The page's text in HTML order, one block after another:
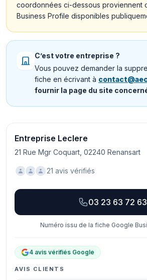
coordonnées ci-dessous proviennent
Business Profile disponibles
C’est votre entreprise ?
Vous pouvez demander la
fiche en écrivant à
fournir la page du site
Entreprise Leclere
21 Rue Mgr Coquart, 02240 Renansart
21 avis vérifiés
03 23 63 72 63
Numéro issu de la fiche Google
4 avis vérifiés Google
AVIS CLIENTS